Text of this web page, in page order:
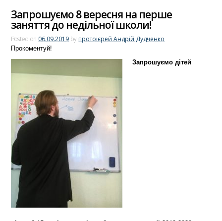
Запрошуємо 8 вересня на перше
заняття до недільної школи!
Posted on 06.09.2019 by протоієрей Андрій Дудченко
Прокоментуй!
Запрошуємо дітей